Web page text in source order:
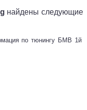
найдены следующие
по тюнингу БМВ 1й